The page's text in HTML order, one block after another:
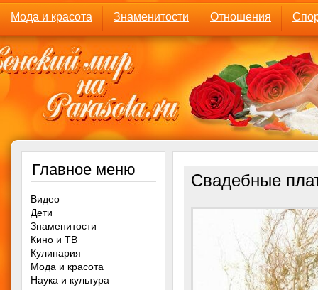
Мода и красота Знаменитости Отношения
Свадебные
Главное меню
Видео
Дети
Знаменитости
Кино и ТВ
Кулинария
Мода и красота
Наука и культура